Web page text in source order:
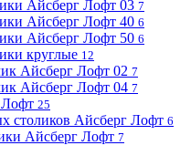
Айсберг Лофт 03 7
Айсберг Лофт 40 6
Айсберг Лофт 50 6
круглые 12
Айсберг Лофт 02 7
Айсберг Лофт 04 7
Лофт 25
столиков Айсберг Лофт 6
Айсберг Лофт 7